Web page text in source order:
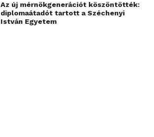
Az új mérnökgenerációt köszöntötték:
diplomaátadót tartott a Széchenyi
István Egyetem